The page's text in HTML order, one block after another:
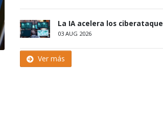
La IA acelera los
03 AUG 2026
Ver más